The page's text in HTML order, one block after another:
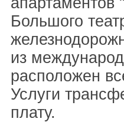
Большого
из
расположен
Услуги
плату.